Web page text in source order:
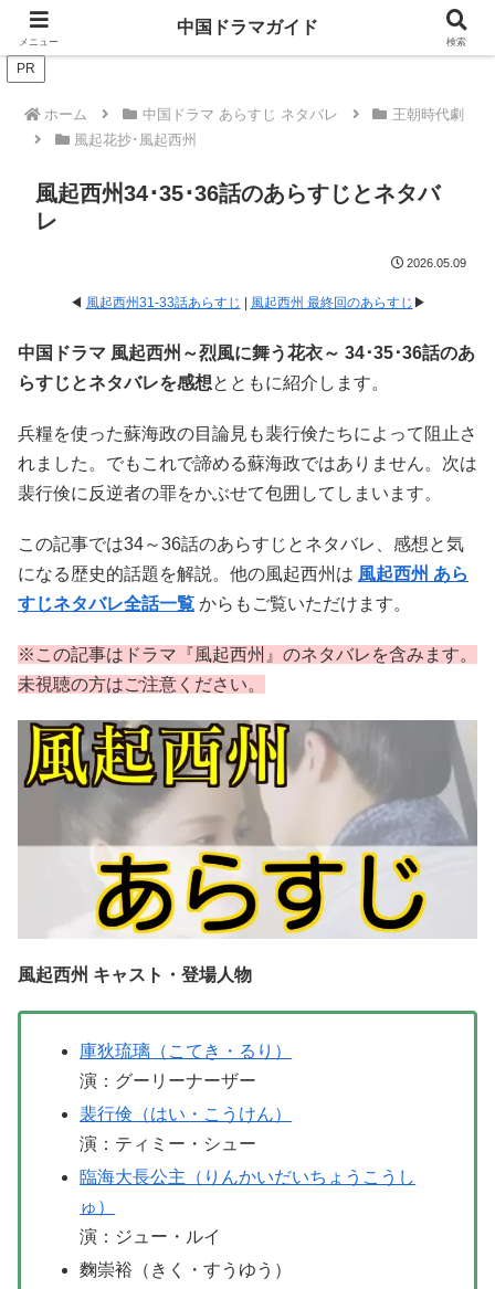
ドラマは歴史を知るともっと面白い！
PR
ホーム 中国ドラマ あらすじ ネタバレ
王朝時代劇
風起花抄･風起西州
風起西州34･35･36話のあらすじとネタバ
レ
2026.05.09
◀ 風起西州31-33話あらすじ 風起西州 最終回のあらすじ ▶
中国ドラマ 風起西州～烈風に舞う花衣～ 34･35･36話のあ
らすじとネタバレを感想とともに紹介します。
兵糧を使った蘇海政の目論見も裴行倹たちによって阻止さ
れました。でもこれで諦める蘇海政ではありません。次は
裴行倹に反逆者の罪をかぶせて包囲してしまいます。
この記事では34～36話のあらすじとネタバレ、感想と気
になる歴史的話題を解説。他の風起西州は 風起西州 あら
すじネタバレ全話一覧 からもご覧いただけます。
※この記事はドラマ『風起西州』のネタバレを含みます。
未視聴の方はご注意ください。
風起西州 キャスト・登場人物
庫狄琉璃（こてき・るり）
演：グーリーナーザー
裴行倹（はい・こうけん）
演：ティミー・シュー
臨海大長公主（りんかいだいちょうこうし
ゅ）
演：ジュー・ルイ
麴崇裕（きく・すうゆう）
メニュー
中国ドラマガイド
検索